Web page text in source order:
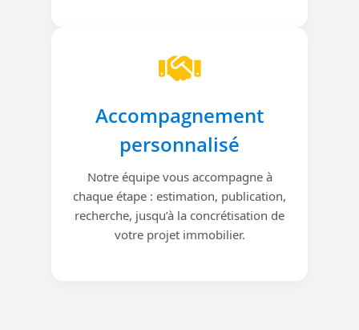
Accompagnement
personnalisé
Notre équipe vous accompagne à
chaque étape : estimation, publication,
recherche, jusqu’à la concrétisation de
votre projet immobilier.